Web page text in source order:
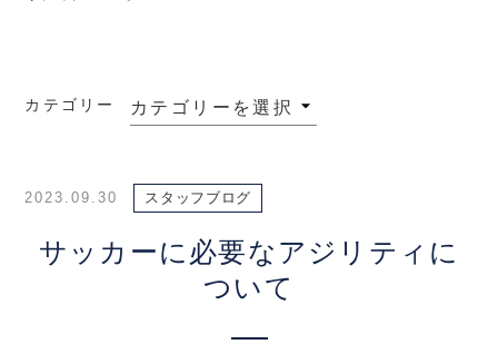
カテゴリー
2023.09.30 スタッフブログ
サッカーに必要なアジリティに
ついて